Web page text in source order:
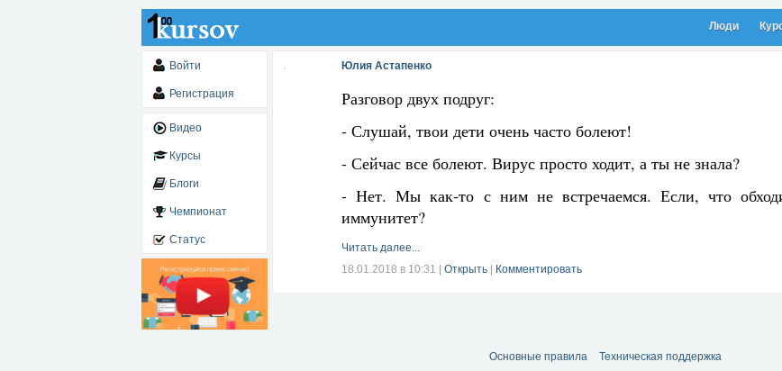
Люди
Войти
Регистрация
Видео
Курсы
Блоги
Чемпионат
Статус
Юлия Астапенко
Разговор двух подруг:
- Слушай, твои дети очень часто болеют!
- Сейчас все болеют. Вирус просто ходит, а ты не знала?
- Нет. Мы как-то с ним не встречаемся. Если, что
иммунитет?
Читать далее...
18.01.2018 в 10:31
Открыть Комментировать
Основные правила Техническая поддержка